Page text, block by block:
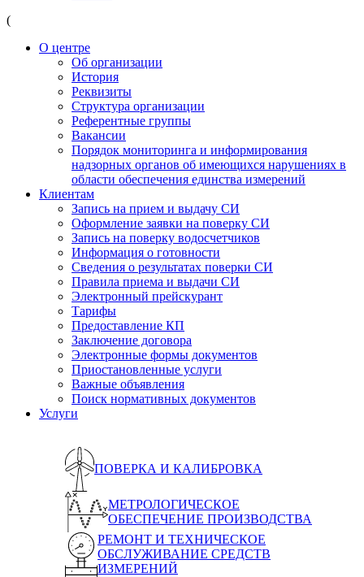
(
О центре
Об организации
История
Реквизиты
Структура организации
Референтные группы
Вакансии
Порядок мониторинга и информирования
надзорных органов об имеющихся нарушениях в
области обеспечения единства измерений
Клиентам
Запись на прием и выдачу СИ
Оформление заявки на поверку СИ
Запись на поверку водосчетчиков
Информация о готовности
Сведения о результатах поверки СИ
Правила приема и выдачи СИ
Электронный прейскурант
Тарифы
Предоставление КП
Заключение договора
Электронные формы документов
Приостановленные услуги
Важные объявления
Поиск нормативных документов
Услуги
ПОВЕРКА И КАЛИБРОВКА
МЕТРОЛОГИЧЕСКОЕ
ОБЕСПЕЧЕНИЕ ПРОИЗВОДСТВА
РЕМОНТ И ТЕХНИЧЕСКОЕ
ОБСЛУЖИВАНИЕ СРЕДСТВ
ИЗМЕРЕНИЙ